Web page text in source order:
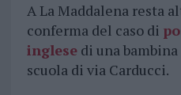
A La Maddalena resta
conferma del caso di
inglesedi una
scuola di via Carducci.